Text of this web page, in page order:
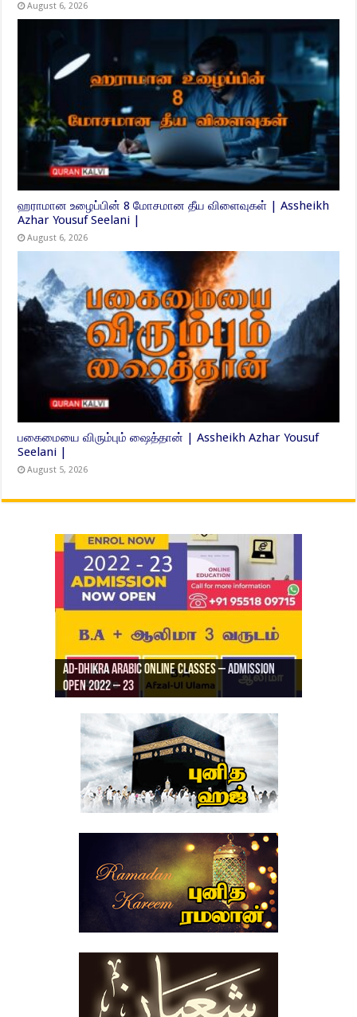
August 6, 2026
ஹராமான உழைப்பின் 8 மோசமான தீய விளைவுகள் | Assheikh
Azhar Yousuf Seelani |
August 6, 2026
பகைமையை விரும்பும் ஷைத்தான் | Assheikh Azhar Yousuf
Seelani |
August 5, 2026
Ad-Dhikra Arabic Online Classes – Admission
Open 2022 – 23
Ad-Dhikra Arabic Online Classes – BA Arabic
AD DHIKRA ARABIC COLLEGE ADMISSION
ரியாத் ஜும்ஆ தமிழாக்கம், Jamia Al Hajiri
Masjid (Kuwait Masjid), Malaz, Riyadh